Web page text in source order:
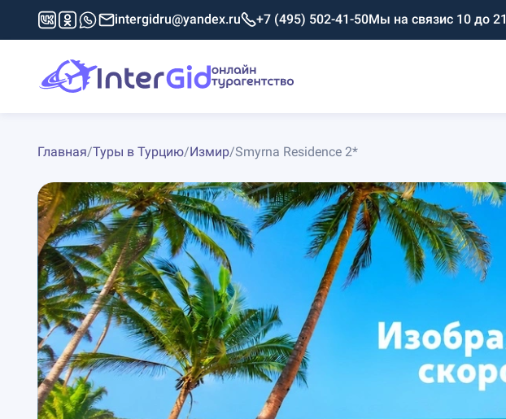
intergidru@yandex.ru +7 (495) 502-41-50Мы на связис 10 до 21
Главная/Туры в Турцию/Измир/Smyrna Residence 2*